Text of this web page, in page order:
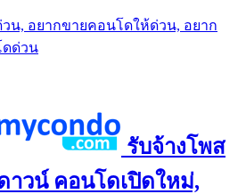
น, อยากขายคอนโดให้ด่วน, อยาก
ดด่วน
รับจ้างโพส
าวน์ คอนโดเปิดใหม่,